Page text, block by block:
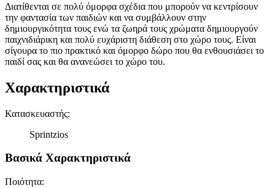
Διατίθενται σε πολύ όμορφα σχέδια που μπορούν να κεντρίσουν
την φαντασία των παιδιών και να συμβάλλουν στην
δημιουργικότητα τους ενώ τα ζωηρά τους χρώματα δημιουργούν
παιχνιδιάρικη και πολύ ευχάριστη διάθεση στο χώρο τους. Είναι
σίγουρα το πιο πρακτικό και όμορφο δώρο που θα ενθουσιάσει το
παιδί σας και θα ανανεώσει το χώρο του.
Χαρακτηριστικά
Κατασκευαστής:
Sprintzios
Βασικά Χαρακτηριστικά
Ποιότητα: